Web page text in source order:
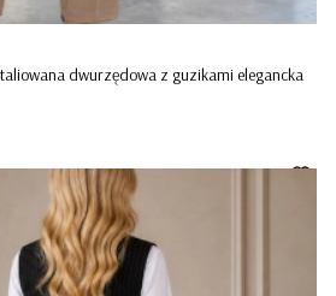
dwurzędowa z guzikami elegancka